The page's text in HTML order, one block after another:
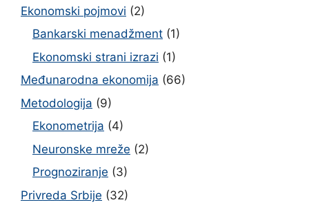
Ekonomski pojmovi (2)
Bankarski menadžment (1)
Ekonomski strani izrazi (1)
Međunarodna ekonomija (66)
Metodologija (9)
Ekonometrija (4)
Neuronske mreže (2)
Prognoziranje (3)
Privreda Srbije (32)